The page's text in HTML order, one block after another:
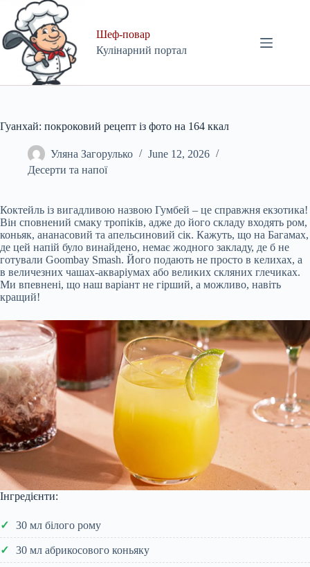
content
Шеф-повар
Кулінарний портал
Гуанхай: покроковий рецепт із фото на 164 ккал
Уляна Загорулько
June 12, 2026
Десерти та напої
Коктейль із вигадливою назвою Гумбей – це справжня екзотика!
Він сповнений смаку тропіків, адже до його складу входять ром,
коньяк, ананасовий та апельсиновий сік. Кажуть, що на Багамах,
де цей напій було винайдено, немає жодного закладу, де б не
готували Goombay Smash. Його подають не просто в келихах, а
в величезних чашах-акваріумах або великих скляних глечиках.
Ми впевнені, що наш варіант не гірший, а можливо, навіть
кращий!
Інгредієнти:
30 мл білого рому
30 мл абрикосового коньяку